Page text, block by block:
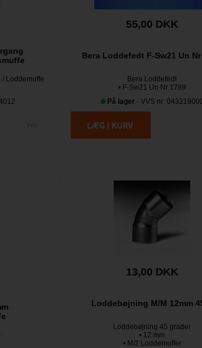
/ Loddemuffe
55,00 DKK
Bera Loddefedt F-Sw21 Un Nr
Bera Loddefedt
• F-Sw21 Un Nr 1789
På lager - VVS nr:
13,00 DKK
Loddebøjning M/M 12mm
Loddebøjning 45 grader
• 12 mm
• M/2 Loddemuffer